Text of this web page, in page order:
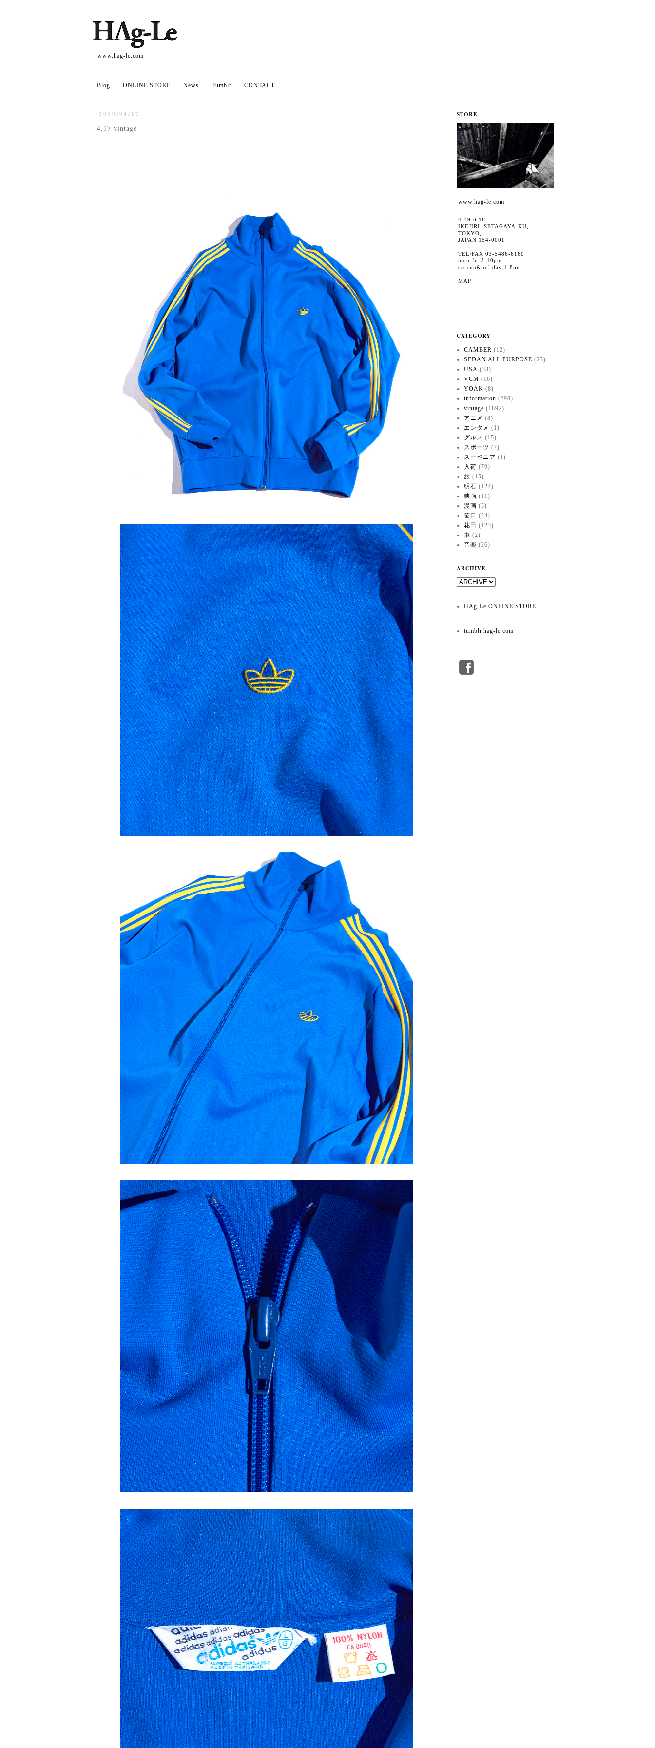
www.hag-le.com
Blog ONLINE STORE News Tumblr CONTACT
2019/04/17
4.17 vintage
STORE
www.hag-le.com
4-39-6 1F
IKEJIRI, SETAGAYA-KU,
TOKYO,
JAPAN 154-0001
TEL/FAX 03-5486-6160
mon-fri 3-10pm
sat,sun&holiday 1-8pm
MAP
CATEGORY
CAMBER (12)
SEDAN ALL PURPOSE (23)
USA (33)
VCM (16)
YOAK (8)
information (298)
vintage (1892)
アニメ (8)
エンタメ (1)
グルメ (15)
スポーツ (7)
スーベニア (1)
入荷 (79)
旅 (15)
明石 (124)
映画 (11)
漫画 (5)
笹口 (24)
花田 (123)
車 (2)
音楽 (26)
ARCHIVE
HAg-Le ONLINE STORE
tumblr.hag-le.com